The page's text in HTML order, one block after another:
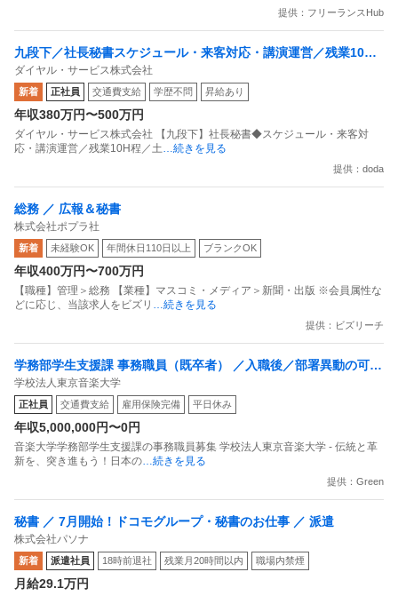
提供：フリーランスHub
九段下／社長秘書スケジュール・来客対応・講演運営／残業10H
程／土日祝休／えるぼし・健康経営認定
ダイヤル・サービス株式会社
新着 正社員 交通費支給 学歴不問 昇給あり
年収380万円〜500万円
ダイヤル・サービス株式会社 【九段下】社長秘書◆スケジュール・来客対
応・講演運営／残業10H程／土…続きを見る
提供：doda
総務 ／ 広報＆秘書
株式会社ポプラ社
新着 未経験OK 年間休日110日以上 ブランクOK
年収400万円〜700万円
【職種】管理＞総務 【業種】マスコミ・メディア＞新聞・出版 ※会員属性な
どに応じ、当該求人をビズリ …続きを見る
提供：ビズリーチ
学務部学生支援課 事務職員（既卒者） ／入職後／部署異動の可能
性あり
学校法人東京音楽大学
正社員 交通費支給 雇用保険完備 平日休み
年収5,000,000円〜0円
音楽大学学務部学生支援課の事務職員募集 学校法人東京音楽大学 - 伝統と革
新を、突き進もう！日本の…続きを見る
提供：Green
秘書 ／ 7月開始！ドコモグループ・秘書のお仕事 ／ 派遣
株式会社パソナ
新着 派遣社員 18時前退社 残業月20時間以内 職場内禁煙
月給29.1万円